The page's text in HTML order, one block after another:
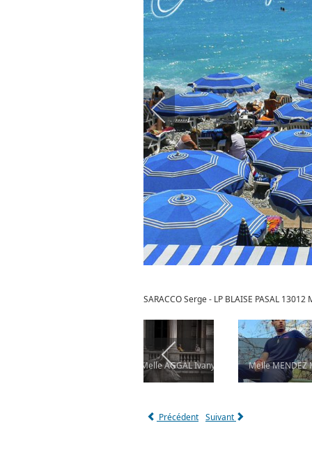
SARACCO Serge - LP BLAISE PASAL 13012
Mr ODUNKIRAM Emrah - L.P Blaise PASCAL13012 MARSEILLE
Melle AGGAL Ivany - L.P BlaiseMelle MENDEZ
Précédent Suivant